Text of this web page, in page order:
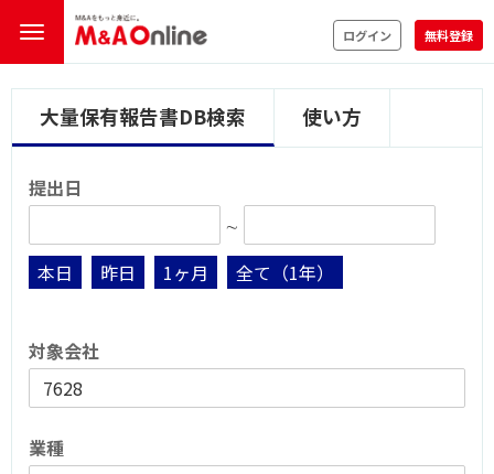
ログイン 無料登録
大量保有報告書DB検索 使い方
提出日
∼
本日
昨日 1ヶ月 全て（1年）
対象会社
業種